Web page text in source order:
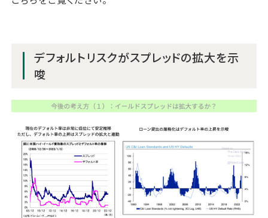
デフォルトリスクがスプレッドの拡大を示
唆